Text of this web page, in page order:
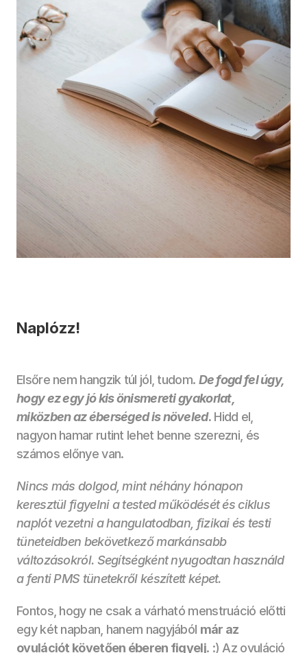
Naplózz!
Elsőre nem hangzik túl jól, tudom. De fogd fel úgy,
hogy ez egy jó kis önismereti gyakorlat,
miközben az éberséged is növeled. Hidd el,
nagyon hamar rutint lehet benne szerezni, és
számos előnye van.
Nincs más dolgod, mint néhány hónapon
keresztül figyelni a tested működését és ciklus
naplót vezetni a hangulatodban, fizikai és testi
tüneteidben bekövetkező markánsabb
változásokról. Segítségként nyugodtan használd
a fenti PMS tünetekről készített képet.
Fontos, hogy ne csak a várható menstruáció előtti
egy két napban, hanem nagyjából már az
ovulációt követően éberen figyelj. :) Az ovuláció